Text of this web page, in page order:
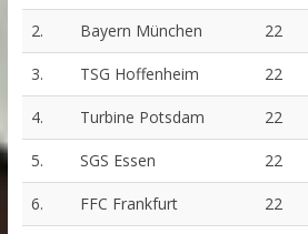
2. Bayern München 22
3. TSG Hoffenheim 22
4. Turbine Potsdam 22
5. SGS Essen 22
6. FFC Frankfurt 22